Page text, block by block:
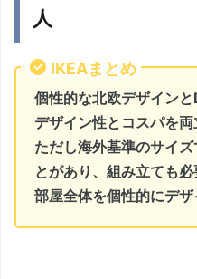
人
IKEAまとめ
個性的な北欧デザインと
デザイン性とコスパを両
ただし海外基準のサイ
とがあり、組み立ても必
部屋全体を個性的にデザ